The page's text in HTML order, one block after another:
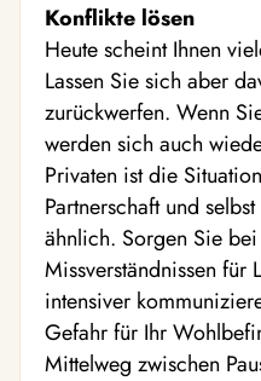
Konflikte lösen
Heute scheint Ihnen
Lassen Sie sich aber
zurückwerfen. Wenn
werden sich auch
Privaten ist die
Partnerschaft und
ähnlich. Sorgen Sie
Missverständnissen für
intensiver
Gefahr für Ihr
Mittelweg zwischen